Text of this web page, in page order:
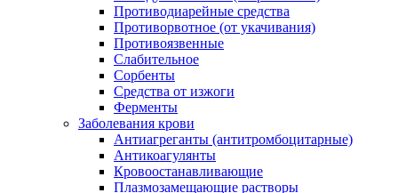
Противодиарейные средства
Противорвотное (от укачивания)
Противоязвенные
Слабительное
Сорбенты
Средства от изжоги
Ферменты
Заболевания крови
Антиагреганты (антитромбоцитарные)
Антикоагулянты
Кровоостанавливающие
Плазмозамещающие растворы